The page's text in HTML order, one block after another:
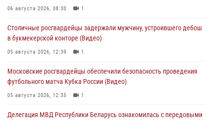
06 августа 2026, 08:30 1
Столичные росгвардейцы задержали мужчину, устроившего дебош
в букмекерской конторе (Видео)
05 августа 2026, 12:39 1
Московские росгвардейцы обеспечили безопасность проведения
футбольного матча Кубка России (Видео)
05 августа 2026, 12:35 1
Делегация МВД Республики Беларусь ознакомилась с передовыми